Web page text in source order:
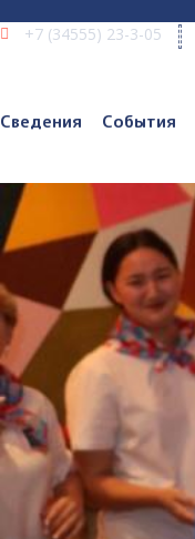
+7 (34555) 23-3-05
Сведения События